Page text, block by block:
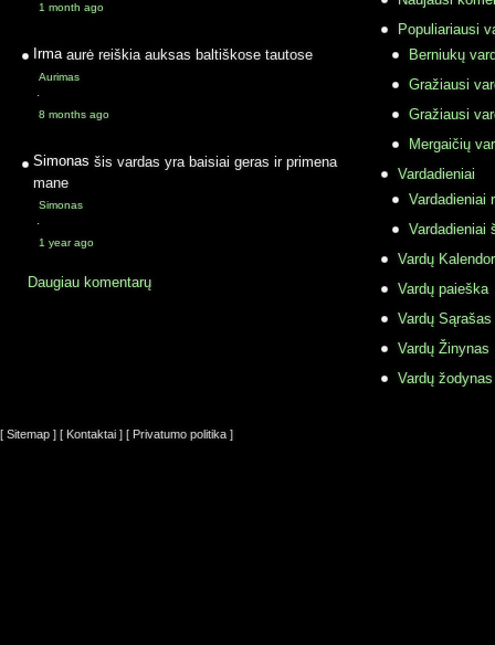
1 month ago
Irma aurė reiškia auksas baltiškose tautose
Aurimas
·
8 months ago
Simonas šis vardas yra baisiai geras ir primena
mane
Simonas
·
1 year ago
Daugiau komentarų
Populiariausi
Berniukų
Gražiausi
Gražiausi
Mergaičių
Vardadieniai
Vardadieniai
Vardadieniai
Vardų
Vardų paieška
Vardų Sąrašas
Vardų Žinynas
Vardų
[ Sitemap ] [ Kontaktai ] [ Privatumo politika ]